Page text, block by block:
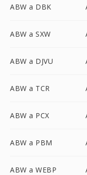
ABW a DBK
ABW a SXW
ABW a DJVU
ABW a TCR
ABW a PCX
ABW a PBM
ABW a WEBP